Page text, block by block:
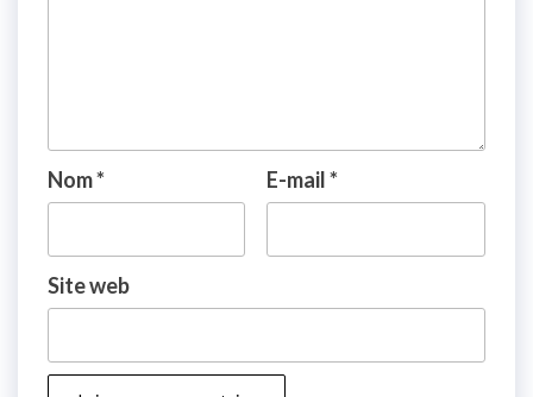
Nom* E-mail*
Site web